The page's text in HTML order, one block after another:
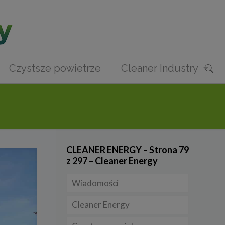
Czystsze powietrze Cleaner Industry
CLEANER ENERGY – Strona 79
z 297 – Cleaner Energy
Wiadomości
Firmy
Cleaner Energy